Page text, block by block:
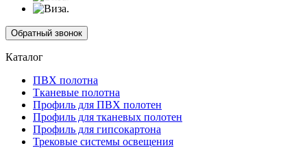
Обратный звонок
Каталог
ПВХ полотна
Тканевые полотна
Профиль для ПВХ полотен
Профиль для тканевых полотен
Профиль для гипсокартона
Трековые системы освещения